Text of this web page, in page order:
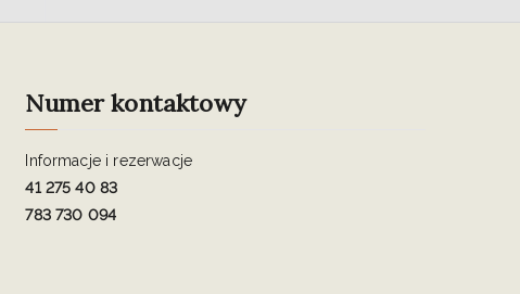
Numer kontaktowy
Informacje i rezerwacje
41 275 40 83
783 730 094